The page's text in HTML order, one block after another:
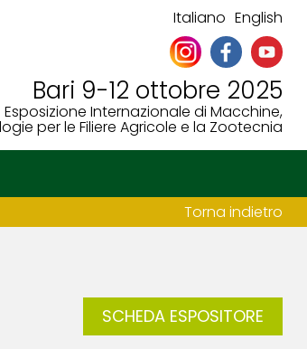
Italiano English
Bari 9-12 ottobre 2025
Esposizione Internazionale di Macchine,
per le Filiere Agricole e la Zootecnia
Torna indietro
SCHEDA ESPOSITORE